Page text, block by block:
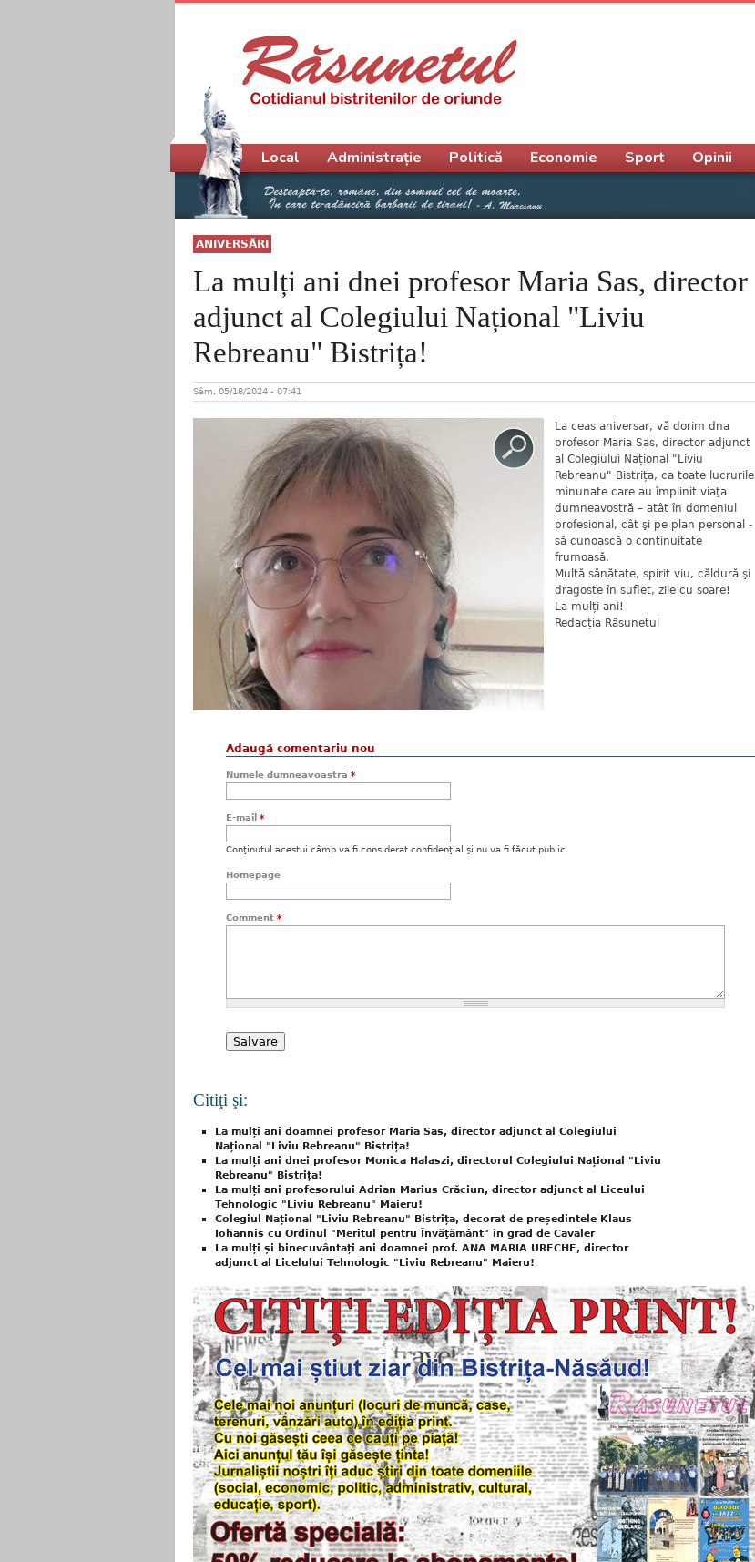
ANIVERSĂRI
La mulți ani dnei profesor Maria Sas, director
adjunct al Colegiului Național "Liviu
Rebreanu" Bistrița!
Sâm, 05/18/2024 - 07:41
La ceas aniversar, vă dorim dna
profesor Maria Sas, director adjunct
al Colegiului Național "Liviu
Rebreanu" Bistrița, ca toate lucrurile
minunate care au împlinit viaţa
dumneavostră – atât în domeniul
profesional, cât şi pe plan personal -
să cunoască o continuitate
frumoasă.
Multă sănătate, spirit viu, căldură şi
dragoste în suflet, zile cu soare!
La mulți ani!
Redacția Răsunetul
Adaugă comentariu nou
Numele dumneavoastră *
E-mail *
Conţinutul acestui câmp va fi considerat confidenţial şi nu va fi făcut public.
Homepage
Comment *
Citiţi şi:
La mulți ani doamnei profesor Maria Sas, director adjunct al Colegiului
Național "Liviu Rebreanu" Bistrița!
La mulți ani dnei profesor Monica Halaszi, directorul Colegiului Național "Liviu
Rebreanu" Bistrița!
La mulți ani profesorului Adrian Marius Crăciun, director adjunct al Liceului
Tehnologic "Liviu Rebreanu" Maieru!
Colegiul Național "Liviu Rebreanu" Bistrița, decorat de președintele Klaus
Iohannis cu Ordinul "Meritul pentru Învăţământ" în grad de Cavaler
La mulți și binecuvântați ani doamnei prof. ANA MARIA URECHE, director
adjunct al Licelului Tehnologic "Liviu Rebreanu" Maieru!
Meniu principal
Local Administrație Politică Economie Sport Opinii